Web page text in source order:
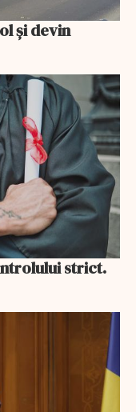
și devin
strict.